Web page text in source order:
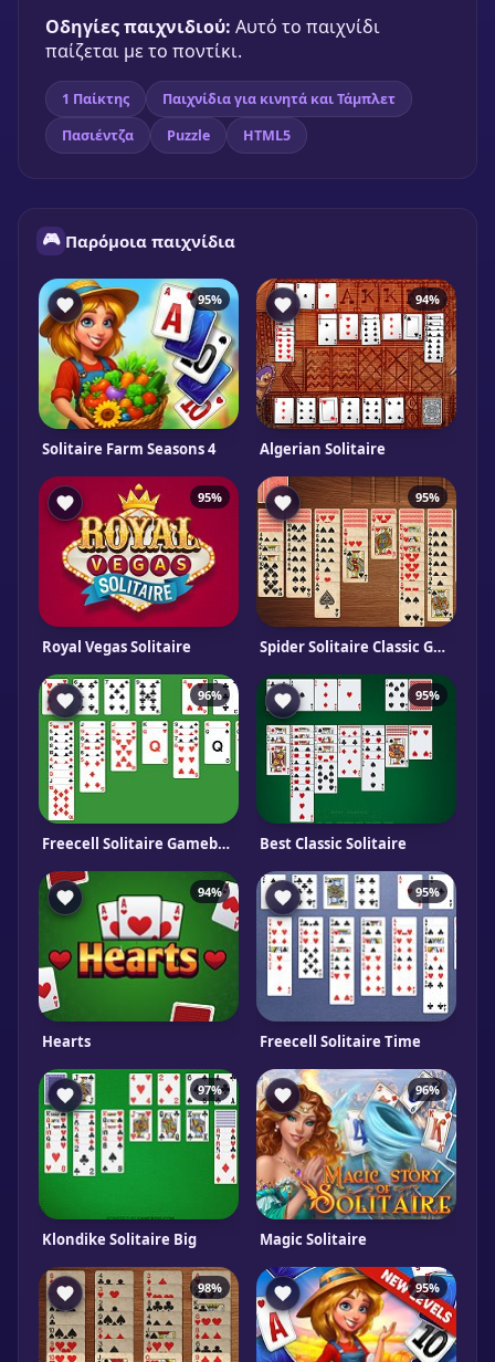
Οδηγίες παιχνιδιού: Αυτό το παιχνίδι
παίζεται με το ποντίκι.
1 Παίκτης
Παιχνίδια για κινητά και Τάμπλετ
Πασιέντζα
Puzzle HTML5
🎮 Παρόμοια παιχνίδια
95%
Solitaire Farm Seasons 4
94%
Algerian Solitaire
95%
Royal Vegas Solitaire
95%
Spider Solitaire Classic Gameboss
96%
Freecell Solitaire Gameboss
95%
Best Classic Solitaire
94%
Hearts
95%
Freecell Solitaire Time
97%
Klondike Solitaire Big
96%
Magic Solitaire
98% 95%